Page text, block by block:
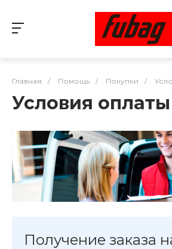
Главная / Помощь / Покупки /
Условия оплаты
Получение заказа